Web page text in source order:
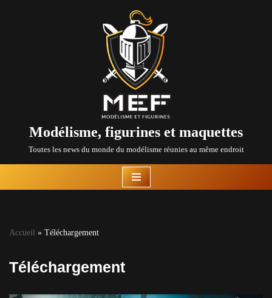
Modélisme, figurines et maquettes
Toutes les news du monde du modélisme réunies au même endroit
Accueil » Téléchargement
Téléchargement